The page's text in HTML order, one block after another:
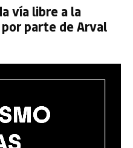
vía libre a la
parte de Arval